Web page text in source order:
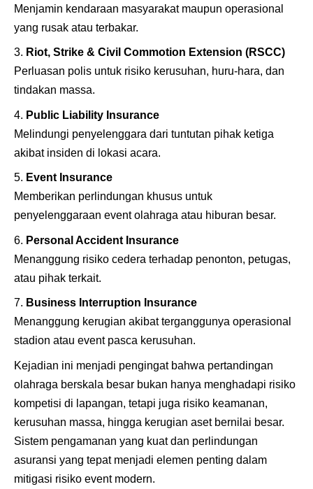
Menjamin kendaraan masyarakat maupun operasional
yang rusak atau terbakar.
Riot, Strike & Civil Commotion Extension (RSCC)
Perluasan polis untuk risiko kerusuhan, huru-hara, dan
tindakan massa.
Public Liability Insurance
Melindungi penyelenggara dari tuntutan pihak ketiga
akibat insiden di lokasi acara.
Event Insurance
Memberikan perlindungan khusus untuk
penyelenggaraan event olahraga atau hiburan besar.
Personal Accident Insurance
Menanggung risiko cedera terhadap penonton, petugas,
atau pihak terkait.
Business Interruption Insurance
Menanggung kerugian akibat terganggunya operasional
stadion atau event pasca kerusuhan.
Kejadian ini menjadi pengingat bahwa pertandingan
olahraga berskala besar bukan hanya menghadapi risiko
kompetisi di lapangan, tetapi juga risiko keamanan,
kerusuhan massa, hingga kerugian aset bernilai besar.
Sistem pengamanan yang kuat dan perlindungan
asuransi yang tepat menjadi elemen penting dalam
mitigasi risiko event modern.